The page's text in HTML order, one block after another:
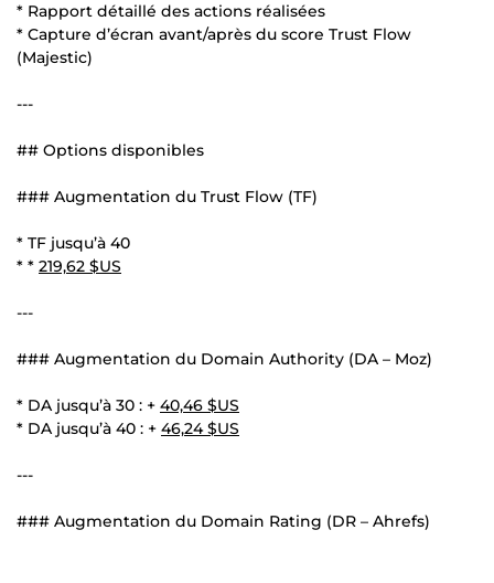
* Rapport détaillé des actions réalisées
* Capture d’écran avant/après du score Trust Flow
(Majestic)
---
## Options disponibles
### Augmentation du Trust Flow (TF)
* TF jusqu’à 40
* * 219,62 $US
---
### Augmentation du Domain Authority (DA – Moz)
* DA jusqu’à 30 : + 40,46 $US
* DA jusqu’à 40 : + 46,24 $US
---
### Augmentation du Domain Rating (DR – Ahrefs)